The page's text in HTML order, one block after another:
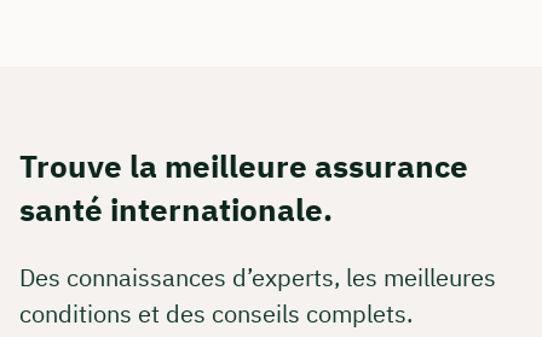
Trouve la meilleure assurance
santé internationale.
Des connaissances d’experts, les meilleures
conditions et des conseils complets.